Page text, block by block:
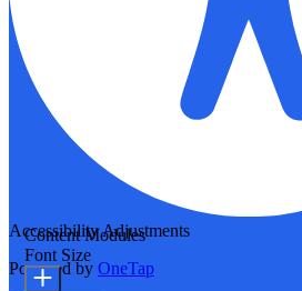
Accessibility Adjustments
Powered by OneTap
Content Modules
Font Size